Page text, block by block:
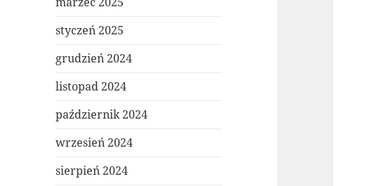
styczeń 2025
grudzień 2024
listopad 2024
październik 2024
wrzesień 2024
sierpień 2024